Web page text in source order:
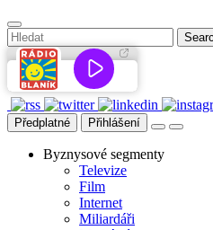
Předplatné Přihlášení
Byznysové segmenty
Televize
Film
Internet
Miliardáři